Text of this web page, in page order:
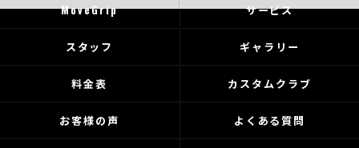
MoveGrip サービス
スタッフ ギャラリー
料金表 カスタムクラブ
お客様の声 よくある質問